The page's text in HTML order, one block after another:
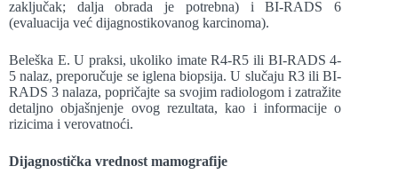
zaključak; dalja obrada je potrebna) i BI-RADS 6
(evaluacija već dijagnostikovanog karcinoma).
Beleška E. U praksi, ukoliko imate R4-R5 ili BI-RADS 4-
5 nalaz, preporučuje se iglena biopsija. U slučaju R3 ili BI-
RADS 3 nalaza, popričajte sa svojim radiologom i zatražite
detaljno objašnjenje ovog rezultata, kao i informacije o
rizicima i verovatnoći.
Dijagnostička vrednost mamografije